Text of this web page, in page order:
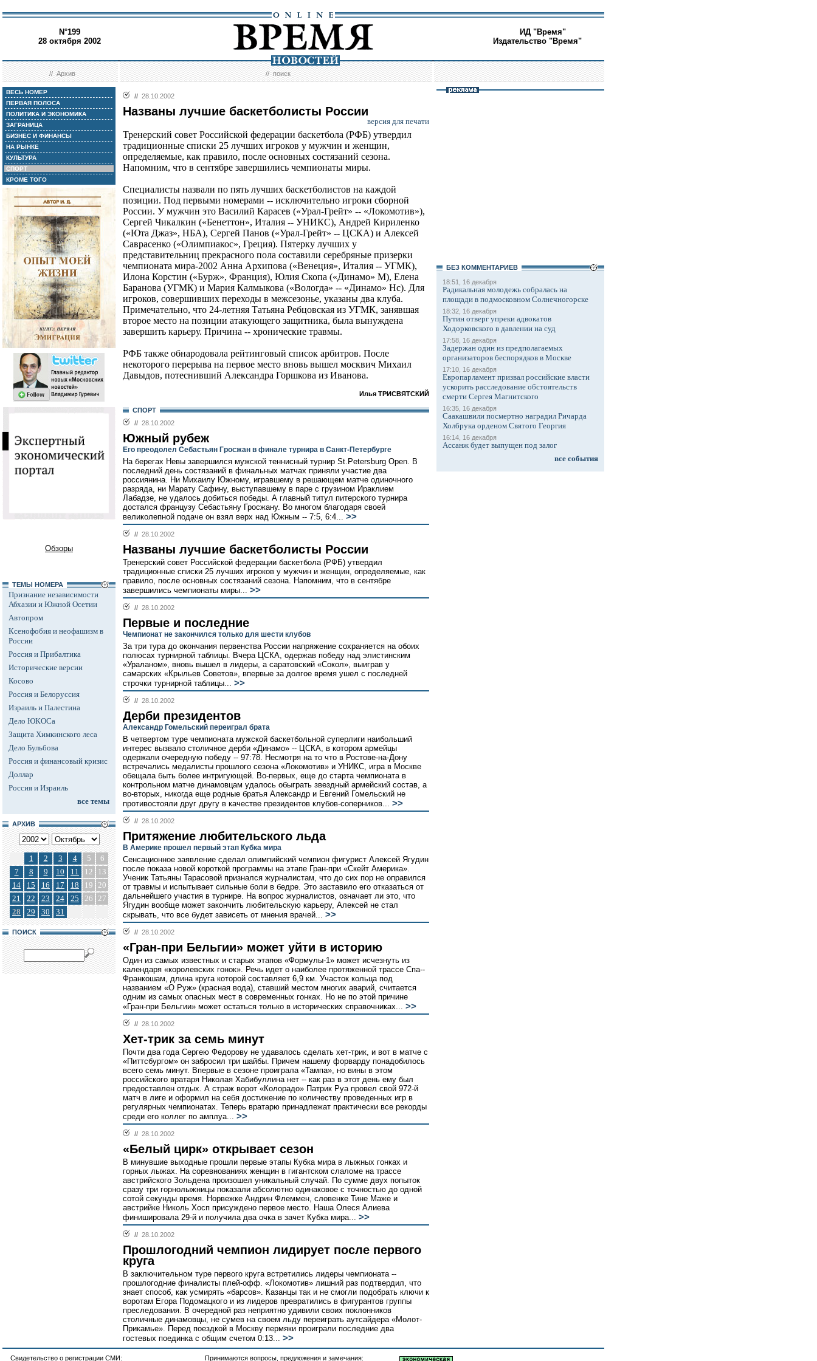
N°199
28 октября 2002
ИД "Время"
Издательство "Время"
//Архив //поиск
ВЕСЬ НОМЕР
ПЕРВАЯ ПОЛОСА
ПОЛИТИКА И ЭКОНОМИКА
ЗАГРАНИЦА
БИЗНЕС И ФИНАНСЫ
НА РЫНКЕ
КУЛЬТУРА
СПОРТ
КРОМЕ ТОГО
Обзоры
ТЕМЫ НОМЕРА
Признание независимости
Абхазии и Южной Осетии
Автопром
Ксенофобия и неофашизм в
России
Россия и Прибалтика
Исторические версии
Косово
Россия и Белоруссия
Израиль и Палестина
Дело ЮКОСа
Защита Химкинского леса
Дело Бульбова
Россия и финансовый кризис
Доллар
Россия и Израиль
все темы
АРХИВ
1 2 3 4 5
6
7
8 9 10 11 12
13
14
15 16 17 18 19 20
21
22 23 24 25 26 27
28
29 30 31
ПОИСК
// 28.10.2002
Названы лучшие баскетболисты России
версия для печати
Тренерский совет Российской федерации баскетбола (РФБ) утвердил
традиционные списки 25 лучших игроков у мужчин и женщин,
определяемые, как правило, после основных состязаний сезона.
Напомним, что в сентябре завершились чемпионаты миры.
Специалисты назвали по пять лучших баскетболистов на каждой
позиции. Под первыми номерами -- исключительно игроки сборной
России. У мужчин это Василий Карасев («Урал-Грейт» -- «Локомотив»),
Сергей Чикалкин («Бенеттон», Италия -- УНИКС), Андрей Кириленко
(«Юта Джаз», НБА), Сергей Панов («Урал-Грейт» -- ЦСКА) и Алексей
Саврасенко («Олимпиакос», Греция). Пятерку лучших у
представительниц прекрасного пола составили серебряные призерки
чемпионата мира-2002 Анна Архипова («Венеция», Италия -- УГМК),
Илона Корстин («Бурж», Франция), Юлия Скопа («Динамо» М), Елена
Баранова (УГМК) и Мария Калмыкова («Вологда» -- «Динамо» Нс). Для
игроков, совершивших переходы в межсезонье, указаны два клуба.
Примечательно, что 24-летняя Татьяна Ребцовская из УГМК, занявшая
второе место на позиции атакующего защитника, была вынуждена
завершить карьеру. Причина -- хронические травмы.
РФБ также обнародовала рейтинговый список арбитров. После
некоторого перерыва на первое место вновь вышел москвич Михаил
Давыдов, потеснивший Александра Горшкова из Иванова.
Илья ТРИСВЯТСКИЙ
СПОРТ
// 28.10.2002
Южный рубеж
Его преодолел Себастьян Гросжан в финале турнира в Санкт-Петербурге
На берегах Невы завершился мужской теннисный турнир St.Petersburg Open. В
последний день состязаний в финальных матчах приняли участие два
россиянина. Ни Михаилу Южному, игравшему в решающем матче одиночного
разряда, ни Марату Сафину, выступавшему в паре с грузином Ираклием
Лабадзе, не удалось добиться победы. А главный титул питерского турнира
достался французу Себастьяну Гросжану. Во многом благодаря своей
великолепной подаче он взял верх над Южным -- 7:5, 6:4... >>
// 28.10.2002
Названы лучшие баскетболисты России
Тренерский совет Российской федерации баскетбола (РФБ) утвердил
традиционные списки 25 лучших игроков у мужчин и женщин, определяемые, как
правило, после основных состязаний сезона. Напомним, что в сентябре
завершились чемпионаты миры... >>
// 28.10.2002
Первые и последние
Чемпионат не закончился только для шести клубов
За три тура до окончания первенства России напряжение сохраняется на обоих
полюсах турнирной таблицы. Вчера ЦСКА, одержав победу над элистинским
«Ураланом», вновь вышел в лидеры, а саратовский «Сокол», выиграв у
самарских «Крыльев Советов», впервые за долгое время ушел с последней
строчки турнирной таблицы... >>
// 28.10.2002
Дерби президентов
Александр Гомельский переиграл брата
В четвертом туре чемпионата мужской баскетбольной суперлиги наибольший
интерес вызвало столичное дерби «Динамо» -- ЦСКА, в котором армейцы
одержали очередную победу -- 97:78. Несмотря на то что в Ростове-на-Дону
встречались медалисты прошлого сезона «Локомотив» и УНИКС, игра в Москве
обещала быть более интригующей. Во-первых, еще до старта чемпионата в
контрольном матче динамовцам удалось обыграть звездный армейский состав, а
во-вторых, никогда еще родные братья Александр и Евгений Гомельский не
противостояли друг другу в качестве президентов клубов-соперников... >>
// 28.10.2002
Притяжение любительского льда
В Америке прошел первый этап Кубка мира
Сенсационное заявление сделал олимпийский чемпион фигурист Алексей Ягудин
после показа новой короткой программы на этапе Гран-при «Скейт Америка».
Ученик Татьяны Тарасовой признался журналистам, что до сих пор не оправился
от травмы и испытывает сильные боли в бедре. Это заставило его отказаться от
дальнейшего участия в турнире. На вопрос журналистов, означает ли это, что
Ягудин вообще может закончить любительскую карьеру, Алексей не стал
скрывать, что все будет зависеть от мнения врачей... >>
// 28.10.2002
«Гран-при Бельгии» может уйти в историю
Один из самых известных и старых этапов «Формулы-1» может исчезнуть из
календаря «королевских гонок». Речь идет о наиболее протяженной трассе Спа--
Франкошам, длина круга которой составляет 6,9 км. Участок кольца под
названием «О Руж» (красная вода), ставший местом многих аварий, считается
одним из самых опасных мест в современных гонках. Но не по этой причине
«Гран-при Бельгии» может остаться только в исторических справочниках... >>
// 28.10.2002
Хет-трик за семь минут
Почти два года Сергею Федорову не удавалось сделать хет-трик, и вот в матче с
«Питтсбургом» он забросил три шайбы. Причем нашему форварду понадобилось
всего семь минут. Впервые в сезоне проиграла «Тампа», но вины в этом
российского вратаря Николая Хабибуллина нет -- как раз в этот день ему был
предоставлен отдых. А страж ворот «Колорадо» Патрик Руа провел свой 972-й
матч в лиге и оформил на себя достижение по количеству проведенных игр в
регулярных чемпионатах. Теперь вратарю принадлежат практически все рекорды
среди его коллег по амплуа... >>
// 28.10.2002
«Белый цирк» открывает сезон
В минувшие выходные прошли первые этапы Кубка мира в лыжных гонках и
горных лыжах. На соревнованиях женщин в гигантском слаломе на трассе
австрийского Зольдена произошел уникальный случай. По сумме двух попыток
сразу три горнолыжницы показали абсолютно одинаковое с точностью до одной
сотой секунды время. Норвежке Андрин Флеммен, словенке Тине Маже и
австрийке Николь Хосп присуждено первое место. Наша Олеся Алиева
финишировала 29-й и получила два очка в зачет Кубка мира... >>
// 28.10.2002
Прошлогодний чемпион лидирует после первого
круга
В заключительном туре первого круга встретились лидеры чемпионата --
прошлогодние финалисты плей-офф. «Локомотив» лишний раз подтвердил, что
знает способ, как усмирять «барсов». Казанцы так и не смогли подобрать ключи к
воротам Егора Подомацкого и из лидеров превратились в фигурантов группы
преследования. В очередной раз неприятно удивили своих поклонников
столичные динамовцы, не сумев на своем льду переиграть аутсайдера «Молот-
Прикамье». Перед поездкой в Москву пермяки проиграли последние два
гостевых поединка с общим счетом 0:13... >>
БЕЗ КОМMЕНТАРИЕВ
18:51, 16 декабря
Радикальная молодежь собралась на
площади в подмосковном Солнечногорске
18:32, 16 декабря
Путин отверг упреки адвокатов
Ходорковского в давлении на суд
17:58, 16 декабря
Задержан один из предполагаемых
организаторов беспорядков в Москве
17:10, 16 декабря
Европарламент призвал российские власти
ускорить расследование обстоятельств
смерти Сергея Магнитского
16:35, 16 декабря
Саакашвили посмертно наградил Ричарда
Холбрука орденом Святого Георгия
16:14, 16 декабря
Ассанж будет выпущен под залог
все события
Свидетельство о регистрации СМИ: Принимаются вопросы, предложения и замечания: